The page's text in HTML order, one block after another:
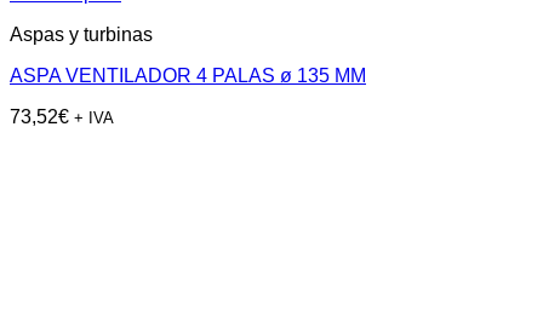
Aspas y turbinas
ASPA VENTILADOR 4 PALAS ø 135 MM
73,52€ + IVA